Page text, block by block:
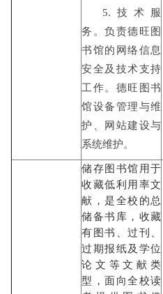
5.技术服
务。负责德旺图
书馆的网络信息
安全及技术支持
工作。德旺图书
馆设备管理与维
护、网站建设与
系统维护。
储存图书馆用于
收藏低利用率文
献，是全校的总
储备书库，收藏
有图书、过刊、
过期报纸及学位
论文等文献类
型，面向全校读